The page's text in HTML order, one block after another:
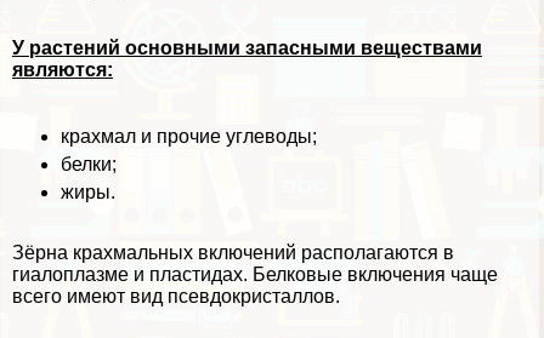
У растений основными запасными веществами
являются:
крахмал и прочие углеводы;
белки;
жиры.
Зёрна крахмальных включений располагаются в
гиалоплазме и пластидах. Белковые включения чаще
всего имеют вид псевдокристаллов.